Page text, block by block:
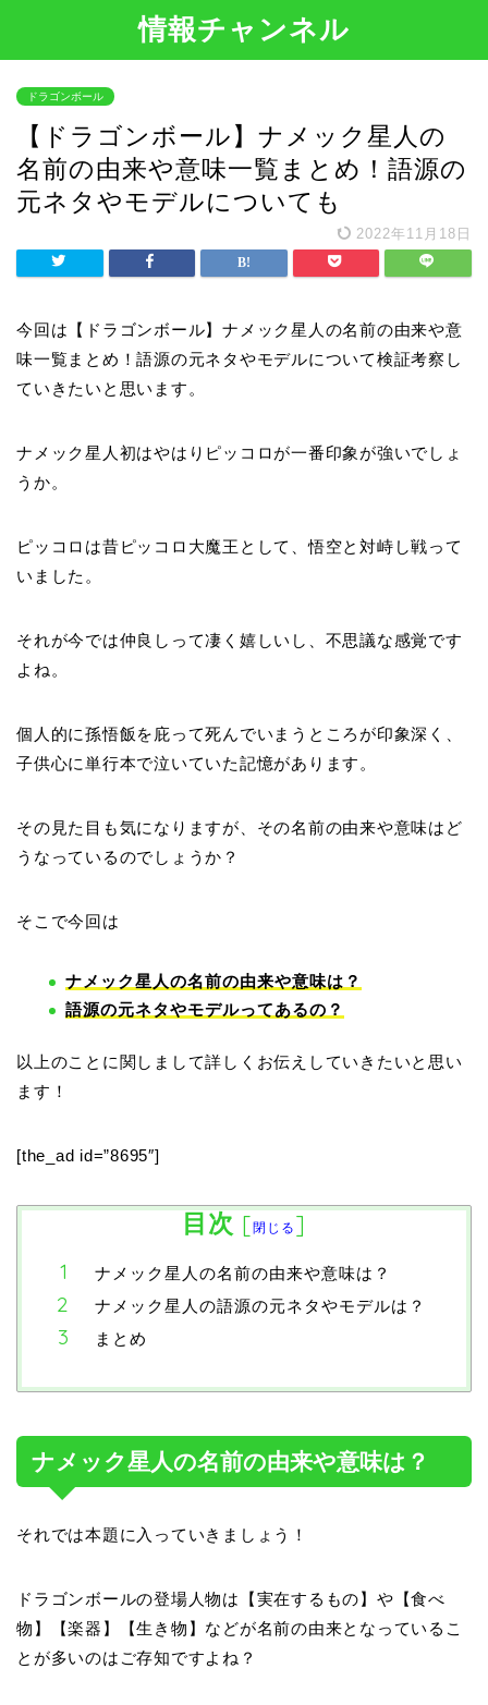
情報チャンネル
ドラゴンボール
【ドラゴンボール】ナメック星人の
名前の由来や意味一覧まとめ！語源の
元ネタやモデルについても
2022年11月18日
今回は【ドラゴンボール】ナメック星人の名前の由来や意
味一覧まとめ！語源の元ネタやモデルについて検証考察し
ていきたいと思います。
ナメック星人初はやはりピッコロが一番印象が強いでしょ
うか。
ピッコロは昔ピッコロ大魔王として、悟空と対峙し戦って
いました。
それが今では仲良しって凄く嬉しいし、不思議な感覚です
よね。
個人的に孫悟飯を庇って死んでいまうところが印象深く、
子供心に単行本で泣いていた記憶があります。
その見た目も気になりますが、その名前の由来や意味はど
うなっているのでしょうか？
そこで今回は
ナメック星人の名前の由来や意味は？
語源の元ネタやモデルってあるの？
以上のことに関しまして詳しくお伝えしていきたいと思い
ます！
[the_ad id=”8695″]
目次 [閉じる ]
ナメック星人の名前の由来や意味は？
ナメック星人の語源の元ネタやモデルは？
まとめ
ナメック星人の名前の由来や意味は？
それでは本題に入っていきましょう！
ドラゴンボールの登場人物は【実在するもの】や【食べ
物】【楽器】【生き物】などが名前の由来となっているこ
とが多いのはご存知ですよね？